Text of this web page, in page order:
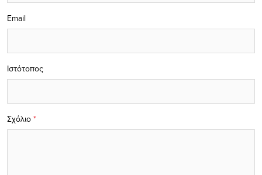
Σχόλιο *
Email
Ιστότοπος